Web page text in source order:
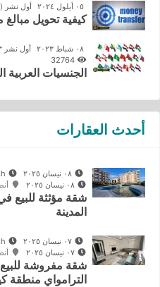
٠٥ أيلول ٢٠٢٤ أول نشر
كيفية تحويل مبالغ
٠٨ شباط ٢٠٢٣ أول نشر ٠٣ تشرين الثاني ٢٠١٦
الجنسيات العربية
أحدث العقارات
شقة مؤثثة للبيع
المدينة
شقة مفروشة
الترامواي منطقة